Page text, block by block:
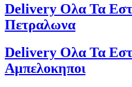
Delivery Ολα Τα
Πετραλωνα
Delivery Ολα Τα
Αμπελοκηποι